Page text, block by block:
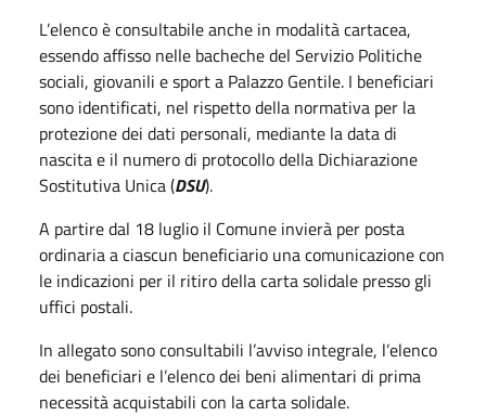
L’elenco è consultabile anche in modalità cartacea,
essendo affisso nelle bacheche del Servizio Politiche
sociali, giovanili e sport a Palazzo Gentile. I beneficiari
sono identificati, nel rispetto della normativa per la
protezione dei dati personali, mediante la data di
nascita e il numero di protocollo della Dichiarazione
Sostitutiva Unica (DSU).
A partire dal 18 luglio il Comune invierà per posta
ordinaria a ciascun beneficiario una comunicazione con
le indicazioni per il ritiro della carta solidale presso gli
uffici postali.
In allegato sono consultabili l’avviso integrale, l’elenco
dei beneficiari e l’elenco dei beni alimentari di prima
necessità acquistabili con la carta solidale.